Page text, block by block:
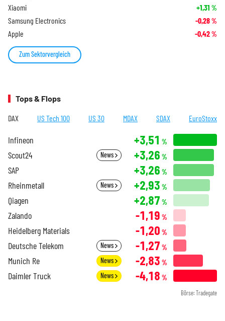
Xiaomi +1,31 %
Samsung Electronics -0,28%
Apple -0,42%
Zum Sektorvergleich
Tops & Flops
DAX US Tech 100 US 30 MDAX SDAX EuroStoxx
Infineon +3,51 %
Scout24 News +3,26 %
SAP +3,26 %
Rheinmetall News +2,93 %
Qiagen +2,87 %
Zalando -1,19 %
Heidelberg Materials -1,20 %
Deutsche Telekom News -1,27 %
Munich Re News -2,83 %
Daimler Truck News -4,18 %
Börse: Tradegate